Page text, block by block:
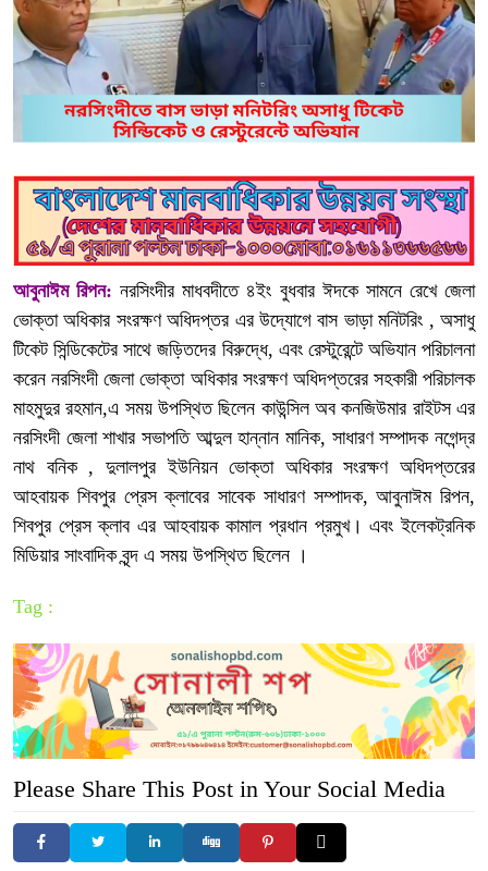
আবুনাঈম রিপন:নরসিংদীর মাধবদীতে ৪ইং বুধবার ঈদকে সামনে রেখে জেলা
ভোক্তা অধিকার সংরক্ষণ অধিদপ্তর এর উদ্যোগে বাস ভাড়া মনিটরিং , অসাধু
টিকেট সিন্ডিকেটের সাথে জড়িতদের বিরুদ্ধে, এবং রেস্টুরেন্টে অভিযান পরিচালনা
করেন নরসিংদী জেলা ভোক্তা অধিকার সংরক্ষণ অধিদপ্তরের সহকারী পরিচালক
মাহমুদুর রহমান,এ সময় উপস্থিত ছিলেন কাউন্সিল অব কনজিউমার রাইটস এর
নরসিংদী জেলা শাখার সভাপতি আব্দুল হান্নান মানিক, সাধারণ সম্পাদক নগেন্দ্র
নাথ বনিক , দুলালপুর ইউনিয়ন ভোক্তা অধিকার সংরক্ষণ অধিদপ্তরের
আহবায়ক শিবপুর প্রেস ক্লাবের সাবেক সাধারণ সম্পাদক, আবুনাঈম রিপন,
শিবপুর প্রেস ক্লাব এর আহবায়ক কামাল প্রধান প্রমুখ। এবং ইলেকট্রনিক
মিডিয়ার সাংবাদিক বৃন্দ এ সময় উপস্থিত ছিলেন ।
Tag :
Please Share This Post in Your Social Media